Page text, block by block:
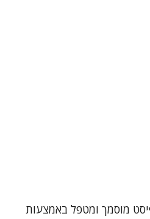
מוסמך ומטפל באמצעות